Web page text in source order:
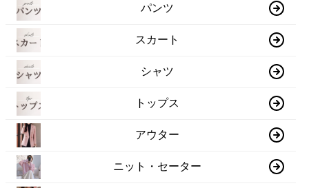
パンツ
スカート
シャツ
トップス
アウター
ニット・セーター